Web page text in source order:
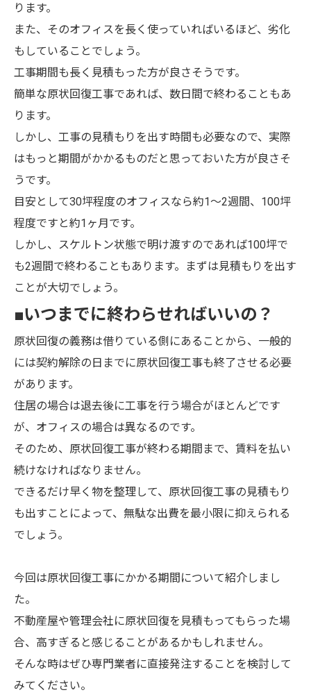
ります。
また、そのオフィスを長く使っていればいるほど、劣化
もしていることでしょう。
工事期間も長く見積もった方が良さそうです。
簡単な原状回復工事であれば、数日間で終わることもあ
ります。
しかし、工事の見積もりを出す時間も必要なので、実際
はもっと期間がかかるものだと思っておいた方が良さそ
うです。
目安として30坪程度のオフィスなら約1〜2週間、100坪
程度ですと約1ヶ月です。
しかし、スケルトン状態で明け渡すのであれば100坪で
も2週間で終わることもあります。まずは見積もりを出す
ことが大切でしょう。
■いつまでに終わらせればいいの？
原状回復の義務は借りている側にあることから、一般的
には契約解除の日までに原状回復工事も終了させる必要
があります。
住居の場合は退去後に工事を行う場合がほとんどです
が、オフィスの場合は異なるのです。
そのため、原状回復工事が終わる期間まで、賃料を払い
続けなければなりません。
できるだけ早く物を整理して、原状回復工事の見積もり
も出すことによって、無駄な出費を最小限に抑えられる
でしょう。
今回は原状回復工事にかかる期間について紹介しまし
た。
不動産屋や管理会社に原状回復を見積もってもらった場
合、高すぎると感じることがあるかもしれません。
そんな時はぜひ専門業者に直接発注することを検討して
みてください。